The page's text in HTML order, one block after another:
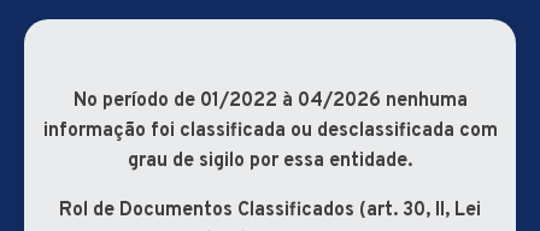
No período de 01/2022 à 04/2026 nenhuma
informação foi classificada ou desclassificada com
grau de sigilo por essa entidade.
Rol de Documentos Classificados (art. 30, II, Lei